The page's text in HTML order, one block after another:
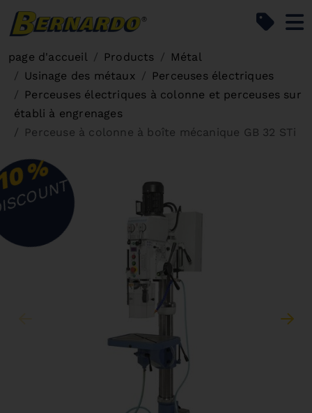
page d'accueil Products
Métal
Usinage des métaux
Perceuses électriques
Perceuses électriques à colonne et perceuses sur
établi à engrenages
Perceuse à colonne à boîte mécanique GB 32 STi
%